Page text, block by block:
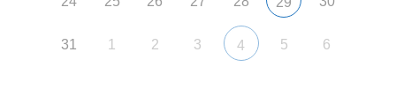
31 1 2 3 4 5 6